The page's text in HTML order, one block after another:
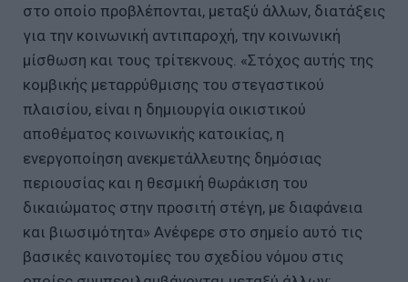
στο οποίο προβλέπονται, μεταξύ άλλων, διατάξεις
για την κοινωνική αντιπαροχή, την κοινωνική
μίσθωση και τους τρίτεκνους. «Στόχος αυτής της
κομβικής μεταρρύθμισης του στεγαστικού
πλαισίου, είναι η δημιουργία οικιστικού
αποθέματος κοινωνικής κατοικίας, η
ενεργοποίηση ανεκμετάλλευτης δημόσιας
περιουσίας και η θεσμική θωράκιση του
δικαιώματος στην προσιτή στέγη, με διαφάνεια
και βιωσιμότητα» Ανέφερε στο σημείο αυτό τις
βασικές καινοτομίες του σχεδίου νόμου στις